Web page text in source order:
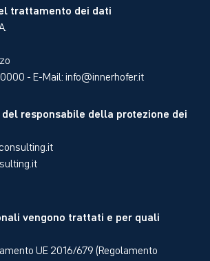
trattamento dei dati
- E-Mail:info@innerhofer.it
responsabile della protezione dei
vengono trattati e per quali
UE 2016/679 (Regolamento